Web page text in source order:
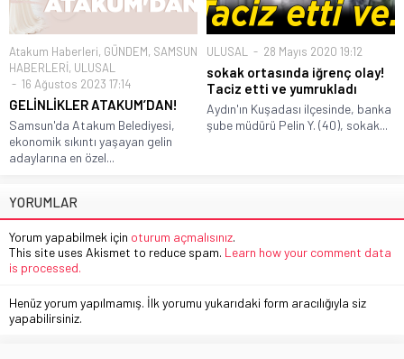
Atakum Haberleri, GÜNDEM, SAMSUN
HABERLERİ, ULUSAL
16 Ağustos 2023 17:14
GELİNLİKLER ATAKUM’DAN!
Samsun'da Atakum Belediyesi,
ekonomik sıkıntı yaşayan gelin
adaylarına en özel...
ULUSAL 28 Mayıs 2020 19:12
sokak ortasında iğrenç olay!
Taciz etti ve yumrukladı
Aydın'ın Kuşadası ilçesinde, banka
şube müdürü Pelin Y. (40), sokak...
YORUMLAR
Yorum yapabilmek için oturum açmalısınız.
This site uses Akismet to reduce spam. Learn how your comment data
is processed.
Henüz yorum yapılmamış. İlk yorumu yukarıdaki form aracılığıyla siz
yapabilirsiniz.